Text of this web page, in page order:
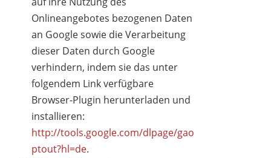
Onlineangebotes bezogenen Daten
an Google sowie die Verarbeitung
dieser Daten durch Google
verhindern, indem sie das unter
folgendem Link verfügbare
Browser-Plugin herunterladen und
installieren:
http://tools.google.com/dlpage/gao
ptout?hl=de.